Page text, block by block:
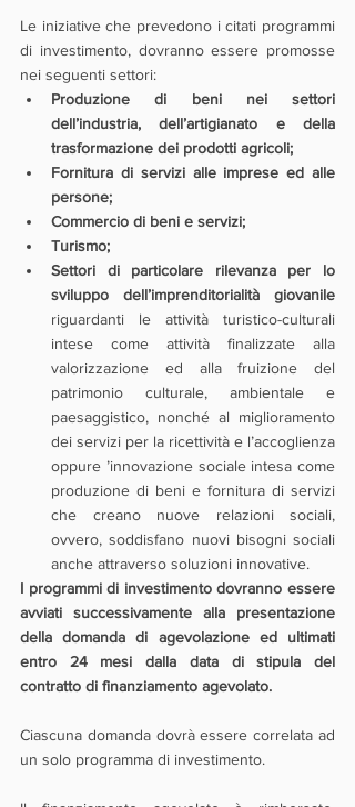
Le iniziative che prevedono i citati programmi
di investimento, dovranno essere promosse
nei seguenti settori:
Produzione di beni nei settori
dell’industria, dell’artigianato e della
trasformazione dei prodotti agricoli;
Fornitura di servizi alle imprese ed alle
persone;
Commercio di beni e servizi;
Turismo;
Settori di particolare rilevanza per lo
sviluppo dell’imprenditorialità giovanile
riguardanti le attività turistico-culturali
intese come attività finalizzate alla
valorizzazione ed alla fruizione del
patrimonio culturale, ambientale e
paesaggistico, nonché al miglioramento
dei servizi per la ricettività e l’accoglienza
oppure ’innovazione sociale intesa come
produzione di beni e fornitura di servizi
che creano nuove relazioni sociali,
ovvero, soddisfano nuovi bisogni sociali
anche attraverso soluzioni innovative.
I programmi di investimento dovranno essere
avviati successivamente alla presentazione
della domanda di agevolazione ed ultimati
entro 24 mesi dalla data di stipula del
contratto di finanziamento agevolato.
Ciascuna domanda dovrà essere correlata ad
un solo programma di investimento.